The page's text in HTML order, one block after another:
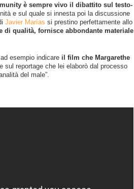
è sempre vivo il dibattito sul testo-
e sul quale si innesta poi la discussione
Javier Marías si prestino perfettamente allo
di qualità, fornisce abbondante materiale
esempio indicare il film che Margarethe
sul reportage che lei elaborò dal processo
del male”.